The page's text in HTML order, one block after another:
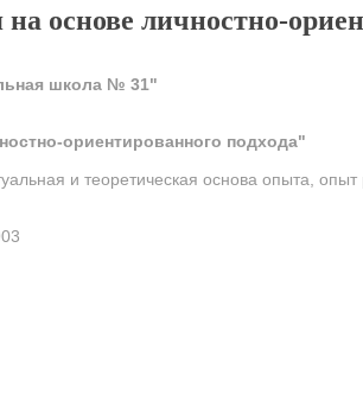
основе личностно-
школа № 31"
ориентированного подхода"
и теоретическая основа опыта,